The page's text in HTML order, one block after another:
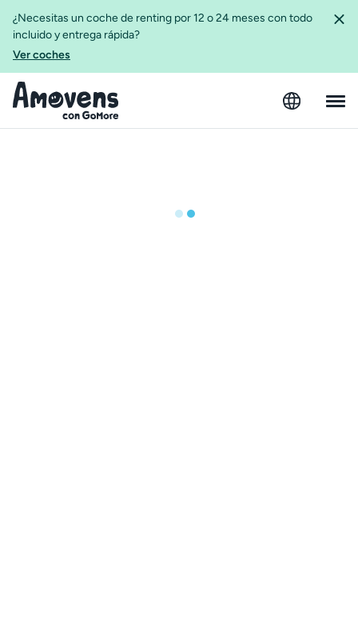
¿Necesitas un coche de renting por 12 o 24 meses con todo
incluido y entrega rápida?
Ver coches